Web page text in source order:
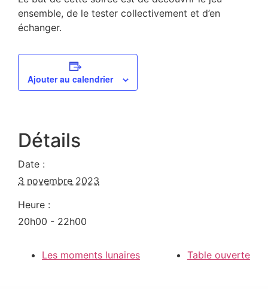
ensemble, de le tester collectivement et d’en
échanger.
Ajouter au calendrier
Détails
Date :
3 novembre 2023
Heure :
20h00 - 22h00
Les moments lunaires Table ouverte